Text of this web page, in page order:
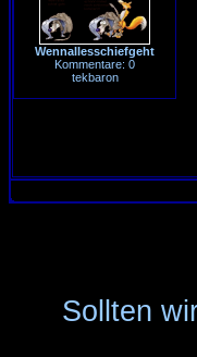
Wennallesschiefgeht
Kommentare: 0
tekbaron
Sollten